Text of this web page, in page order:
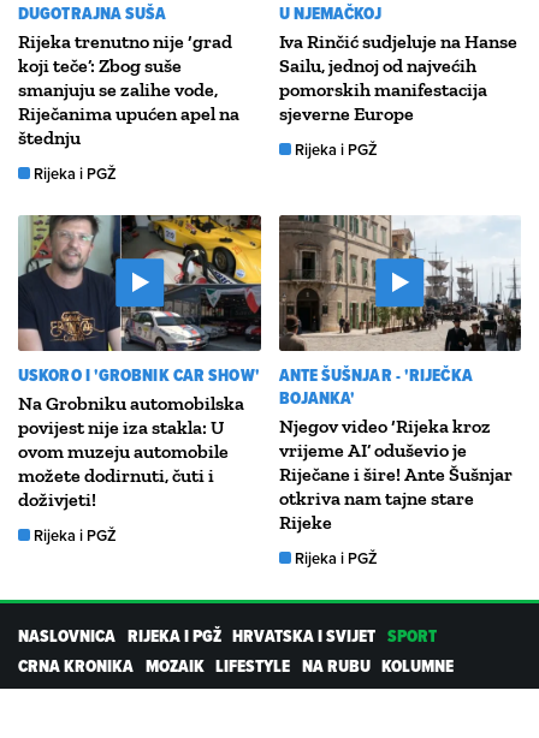
DUGOTRAJNA SUŠA
Rijeka trenutno nije ‘grad
koji teče’: Zbog suše
smanjuju se zalihe vode,
Riječanima upućen apel na
štednju
Rijeka i PGŽ
U NJEMAČKOJ
Iva Rinčić sudjeluje na Hanse
Sailu, jednoj od najvećih
pomorskih manifestacija
sjeverne Europe
Rijeka i PGŽ
USKORO I 'GROBNIK CAR SHOW'
Na Grobniku automobilska
povijest nije iza stakla: U
ovom muzeju automobile
možete dodirnuti, čuti i
doživjeti!
Rijeka i PGŽ
ANTE ŠUŠNJAR - 'RIJEČKA
BOJANKA'
Njegov video ‘Rijeka kroz
vrijeme AI’ oduševio je
Riječane i šire! Ante Šušnjar
otkriva nam tajne stare
Rijeke
Rijeka i PGŽ
NASLOVNICA RIJEKA I PGŽ HRVATSKA I SVIJET SPORT
CRNA KRONIKA MOZAIK LIFESTYLE NA RUBU KOLUMNE
PROMO